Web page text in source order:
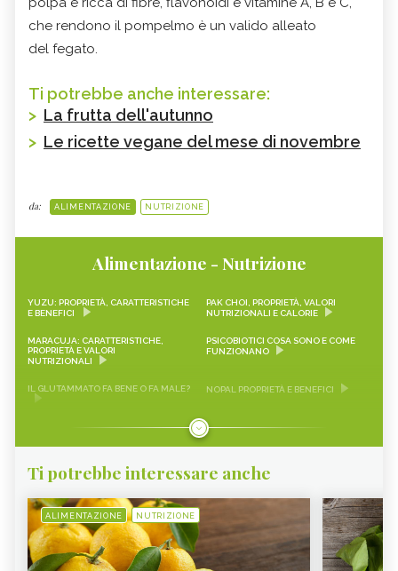
che rendono il pompelmo è un valido alleato
del fegato.
Ti potrebbe anche interessare:
> La frutta dell'autunno
> Le ricette vegane del mese di novembre
da: ALIMENTAZIONE NUTRIZIONE
Alimentazione - Nutrizione
YUZU: PROPRIETÀ, CARATTERISTICHE
E BENEFICI
PAK CHOI, PROPRIETÀ, VALORI
NUTRIZIONALI E CALORIE
MARACUJA: CARATTERISTICHE,
PROPRIETÀ E VALORI
NUTRIZIONALI
PSICOBIOTICI COSA SONO E COME
FUNZIONANO
IL GLUTAMMATO FA BENE O FA MALE? NOPAL PROPRIETÀ E BENEFICI
FRAGOLINE DI BOSCO
RICETTE
CRAUTI, PROPRIETÀ, VALORI
NUTRIZIONALI E RICETTE
LEMON SNACK, LIMEQUAT SCAROLA
RAPA ROSSA SEITAN PROPRIETÀ E BENEFICI
AVOCADO
FRUTTA DI MARZO VERDURA DI STAGIONE, MARZO
Ti potrebbe interessare anche
ALIMENTAZIONE NUTRIZIONE